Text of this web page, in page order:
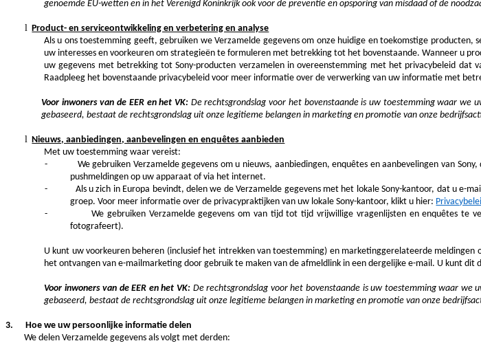
genoemde EU-wetten en in het Verenigd Koninkrijk ook voor de preventie en opsporing van misdaad of de
l Product- en serviceontwikkeling en verbetering en analyse
Als u ons toestemming geeft, gebruiken we Verzamelde gegevens om onze huidige en toekomstige
uw interesses en voorkeuren om strategieën te formuleren met betrekking tot het bovenstaande. Wanneer u
uw gegevens met betrekking tot Sony-producten verzamelen in overeenstemming met het privacybeleid dat
Raadpleeg het bovenstaande privacybeleid voor meer informatie over de verwerking van uw informatie met
Voor inwoners van de EER en het VK: De rechtsgrondslag voor het bovenstaande is uw toestemming waar
gebaseerd, bestaat de rechtsgrondslag uit onze legitieme belangen in marketing en promotie van onze
l Nieuws, aanbiedingen, aanbevelingen en enquêtes aanbieden
Met uw toestemming waar vereist:
-
We gebruiken Verzamelde gegevens om u nieuws, aanbiedingen, enquêtes en aanbevelingen van
pushmeldingen op uw apparaat of via het internet.
-
Als u zich in Europa bevindt, delen we de Verzamelde gegevens met het lokale Sony-kantoor, dat u e-
groep. Voor meer informatie over de privacypraktijken van uw lokale Sony-kantoor, klikt u hier:
-
We gebruiken Verzamelde gegevens om van tijd tot tijd vrijwillige vragenlijsten en enquêtes
fotografeert).
U kunt uw voorkeuren beheren (inclusief het intrekken van toestemming) en marketinggerelateerde
het ontvangen van e-mailmarketing door gebruik te maken van de afmeldlink in een dergelijke e-mail. U kunt
Voor inwoners van de EER en het VK: De rechtsgrondslag voor het bovenstaande is uw toestemming waar
gebaseerd, bestaat de rechtsgrondslag uit onze legitieme belangen in marketing en promotie van onze
3. Hoe we uw persoonlijke informatie delen
We delen Verzamelde gegevens als volgt met derden: